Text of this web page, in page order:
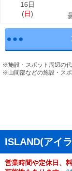
16日
(日)
※施設・スポット周辺の代
※山間部などの施設・ス
ISLAND(アイ
営業時間や定休日、